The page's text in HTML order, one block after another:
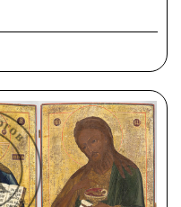
Чамовой отъ
вмешательства;
скольчики, следы